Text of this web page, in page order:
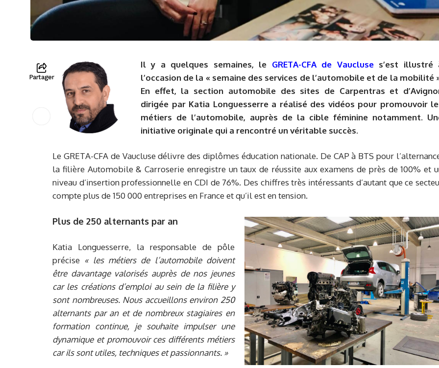
Partager
Il y a quelques semaines, le GRETA-CFA de Vaucluses’est illustré
l’occasion de la « semaine des services de l’automobile et de la mobilité
En effet, la section automobile des sites de Carpentras et
dirigée par Katia Longuesserre a réalisé des vidéos pour promouvoir
métiers de l’automobile, auprès de la cible féminine notamment.
initiative originale qui a rencontré un véritable succès.
Le GRETA-CFA de Vaucluse délivre des diplômes éducation nationale. De CAP à BTS pour
la filière Automobile & Carroserie enregistre un taux de réussite aux examens de près de 100% et
niveau d’insertion professionnelle en CDI de 76%. Des chiffres très intéressants d’autant que ce
compte plus de 150 000 entreprises en France et qu’il est en tension.
Plus de 250 alternants par an
Katia Longuesserre, la responsable de pôle
précise « les métiers de l’automobile doivent
être davantage valorisés auprès de nos jeunes
car les créations d’emploi au sein de la filière y
sont nombreuses. Nous accueillons environ 250
alternants par an et de nombreux stagiaires en
formation continue, je souhaite impulser une
dynamique et promouvoir ces différents métiers
car ils sont utiles, techniques et passionnants. »